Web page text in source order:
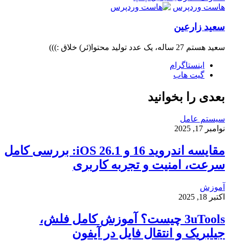
هاست وردپرس
سعید زارعین
سعید هستم 27 ساله، یک عدد تولید محتوا(ئر) خلاق :)))
اینستاگرام
گیت ‌هاب
بعدی را بخوانید
سیستم عامل
نوامبر 17, 2025
مقایسه اندروید 16 و iOS 26.1: بررسی کامل
سرعت، امنیت و تجربه کاربری
آموزش
اکتبر 18, 2025
3uTools چیست؟ آموزش کامل فلش،
جیلبریک و انتقال فایل در آیفون